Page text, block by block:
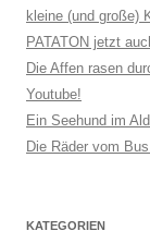
kleine (und große)
PATATON jetzt
Die Affen rasen
Youtube!
Ein Seehund im
Die Räder vom
KATEGORIEN